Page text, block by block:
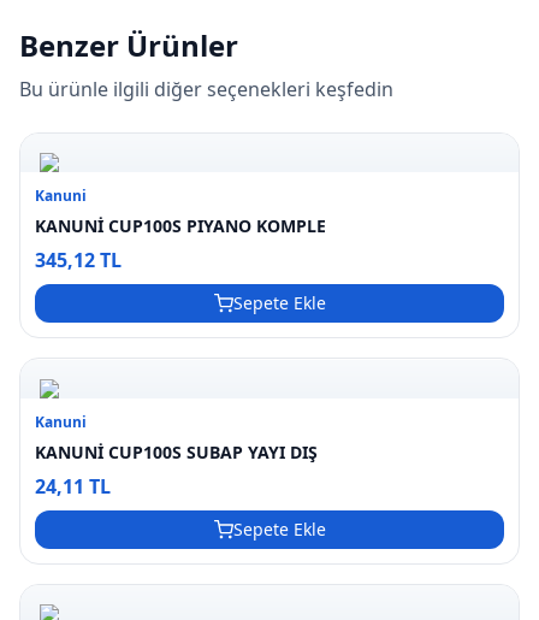
Benzer Ürünler
Bu ürünle ilgili diğer seçenekleri keşfedin
Kanuni
KANUNİ CUP100S PIYANO KOMPLE
345,12 TL
Sepete Ekle
Kanuni
KANUNİ CUP100S SUBAP YAYI DIŞ
24,11 TL
Sepete Ekle